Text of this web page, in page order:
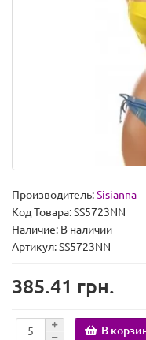
Производитель:Sisianna
Код Товара:SS5723NN
Наличие: В наличии
Артикул: SS5723NN
385.41 грн.
В